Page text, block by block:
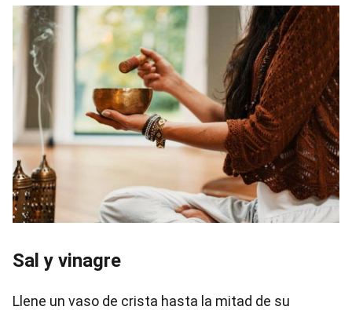
Sal y vinagre
Llene un vaso de crista hasta la mitad de su